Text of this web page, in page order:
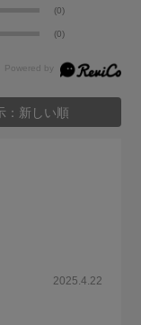
(0)
(0)
：新しい順
2025.4.22